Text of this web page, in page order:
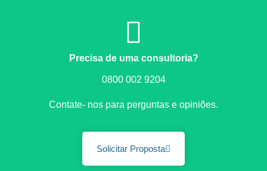
Precisa de uma consultoria?
0800 002 9204
Contate- nos para perguntas e opiniões.
Solicitar Proposta